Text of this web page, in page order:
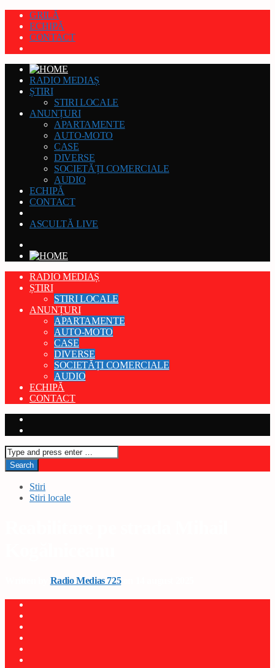
GRILĂ
ECHIPĂ
CONTACT
RADIO MEDIAȘ
ȘTIRI
STIRI LOCALE
ANUNȚURI
APARTAMENTE
AUTO-MOTO
CASE
DIVERSE
SOCIETĂȚI COMERCIALE
AUDIO
ECHIPĂ
CONTACT
ASCULTĂ LIVE
RADIO MEDIAȘ
ȘTIRI
STIRI LOCALE
ANUNȚURI
APARTAMENTE
AUTO-MOTO
CASE
DIVERSE
SOCIETĂȚI COMERCIALE
AUDIO
ECHIPĂ
CONTACT
Stiri
Stiri locale
Radio Medias 725on 14 august 2025